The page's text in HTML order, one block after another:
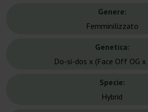
Genere:
Femminilizzato
Genetica:
Do-si-dos x (Face Off OG x
Specie:
Hybrid